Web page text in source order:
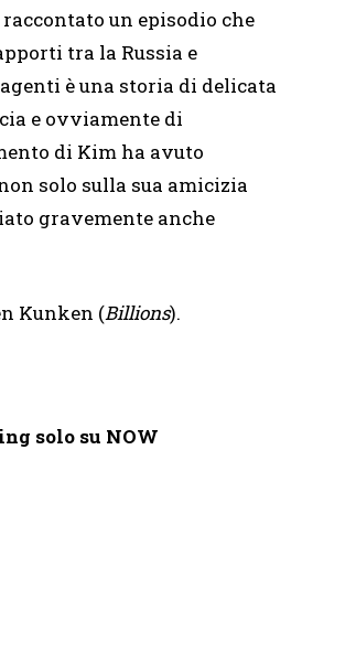
un episodio che
tra la Russia e
è una storia di delicata
e ovviamente di
di Kim ha avuto
solo sulla sua amicizia
gravemente anche
Kunken (Billions).
solo su NOW